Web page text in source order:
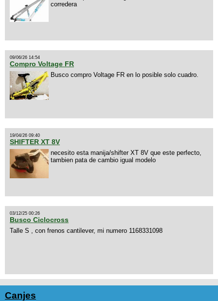
corredera
09/06/26 14:54
Compro Voltage FR
Busco compro Voltage FR en lo posible solo cuadro.
19/04/26 09:40
SHIFTER XT 8V
necesito esta manija/shifter XT 8V que este perfecto,
tambien pata de cambio igual modelo
03/12/25 00:26
Busco Ciclocross
Talle S , con frenos cantilever, mi numero 1168331098
Canjes